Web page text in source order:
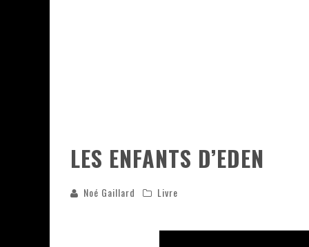
LES ENFANTS D’EDEN
Noé Gaillard Livre